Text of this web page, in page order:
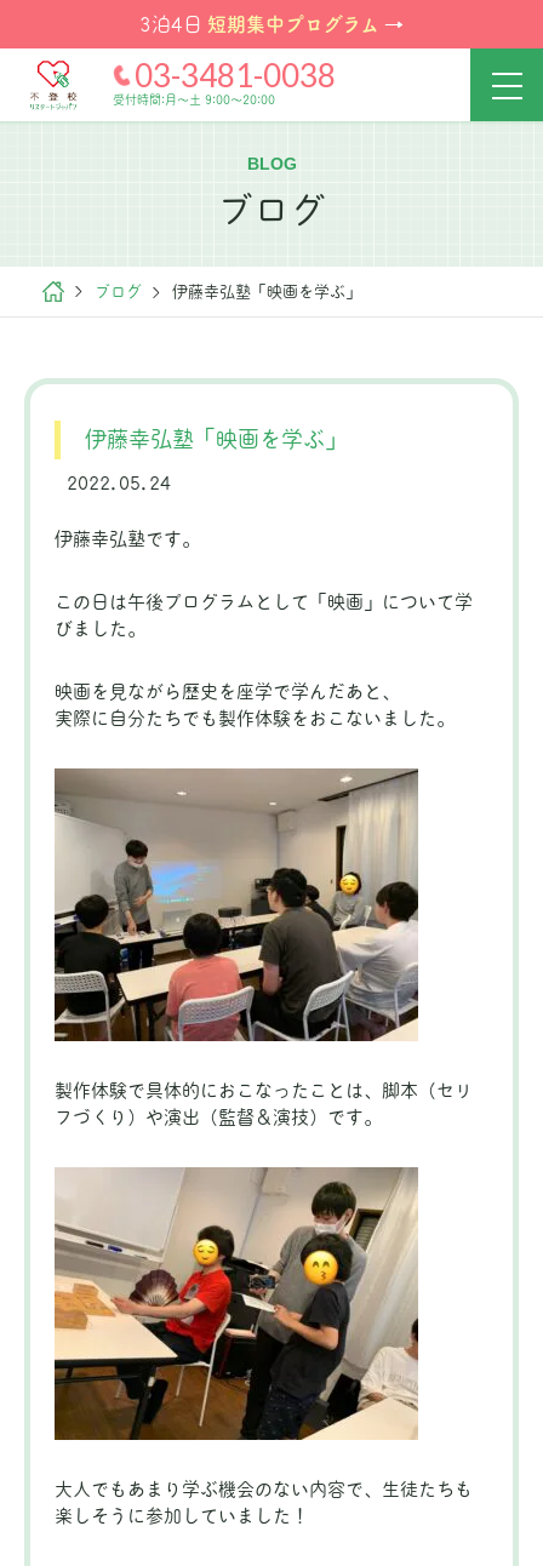
3泊4日 短期集中プログラム →
03-3481-0038
受付時間:月～土 9:00～20:00
BLOG
ブログ
ブログ 伊藤幸弘塾「映画を学ぶ」
伊藤幸弘塾「映画を学ぶ」
2022.05.24
伊藤幸弘塾です。
この日は午後プログラムとして「映画」について学
びました。
映画を見ながら歴史を座学で学んだあと、
実際に自分たちでも製作体験をおこないました。
製作体験で具体的におこなったことは、脚本（セリ
フづくり）や演出（監督＆演技）です。
大人でもあまり学ぶ機会のない内容で、生徒たちも
楽しそうに参加していました！